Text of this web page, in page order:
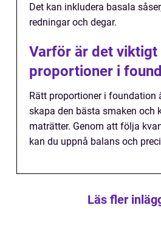
Det kan inkludera basala
redningar och degar.
Varför är det viktigt
proportioner i
Rätt proportioner i foundation
skapa den bästa smaken och
maträtter. Genom att följa
kan du uppnå balans och
Läs fler